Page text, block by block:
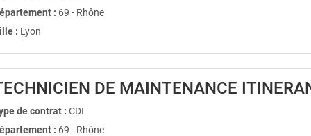
: 69 - Rhône
: Lyon
DE MAINTENANCE
de contrat : CDI
: 69 - Rhône